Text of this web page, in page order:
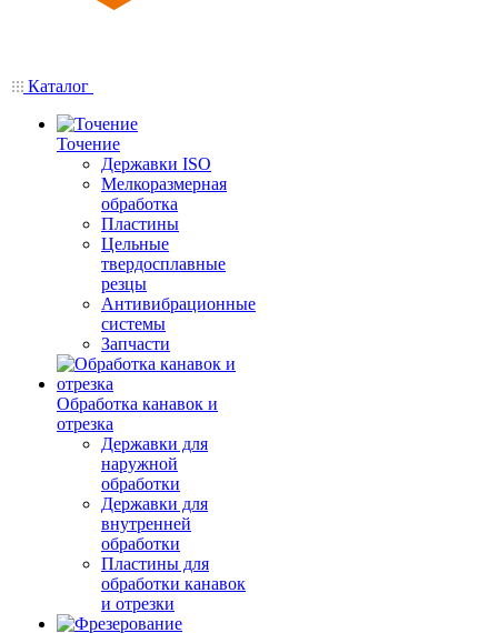
Каталог
Точение
Державки ISO
Мелкоразмерная
обработка
Пластины
Цельные
твердосплавные
резцы
Антивибрационные
системы
Запчасти
Обработка канавок и
отрезка
Державки для
наружной
обработки
Державки для
внутренней
обработки
Пластины для
обработки канавок
и отрезки